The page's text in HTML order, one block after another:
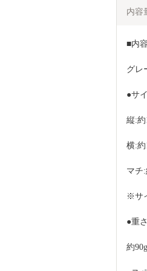
内容
■内
グレ
●サ
縦:約
横:約
マチ:
※サ
●重さ
約90g